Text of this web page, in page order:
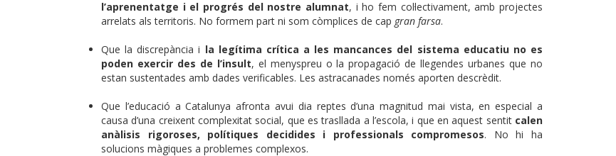
l’aprenentatge i el progrés del nostre alumnat, i ho fem col·lectivament, amb projectes
arrelats als territoris. No formem part ni som còmplices de cap gran farsa.
Que la discrepància i la legítima crítica a les mancances del sistema educatiu no es
poden exercir des de l’insult, el menyspreu o la propagació de llegendes urbanes que no
estan sustentades amb dades verificables. Les astracanades només aporten descrèdit.
Que l’educació a Catalunya afronta avui dia reptes d’una magnitud mai vista, en especial a
causa d’una creixent complexitat social, que es trasllada a l’escola, i que en aquest sentit calen
anàlisis rigoroses, polítiques decidides i professionals compromesos. No hi ha
solucions màgiques a problemes complexos.